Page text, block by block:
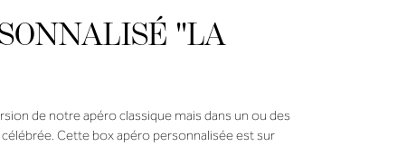
"LA
de notre apéro classique mais dans un ou des
Cette box apéro personnalisée est sur